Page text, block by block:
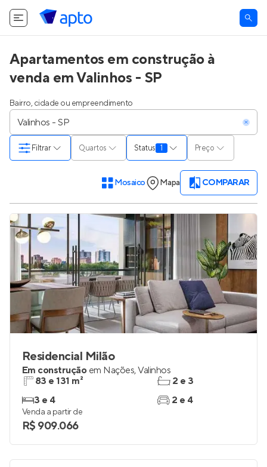
Apartamentos em construção à
venda em Valinhos - SP
Bairro, cidade ou empreendimento
Quartos Status 1 Preço
Filtrar
Mosaico Mapa COMPARAR
Residencial Milão
Em construção em Nações,Valinhos
83 e 131 m²
3 e 4
2 e 3
2 e 4
Venda a partir de
R$ 909.066